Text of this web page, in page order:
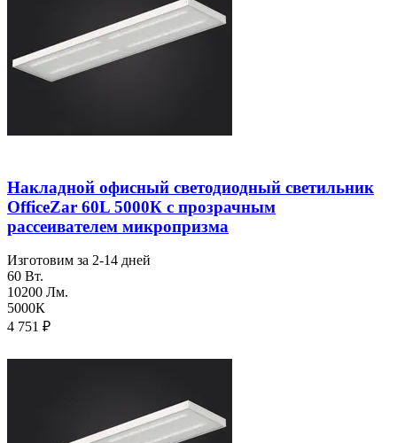
Накладной офисный светодиодный светильник
OfficeZar 60L 5000К с прозрачным
рассеивателем микропризма
Изготовим за 2-14 дней
60 Вт.
10200 Лм.
5000К
4 751 ₽